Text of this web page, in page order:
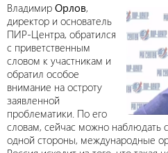
Владимир Орлов,
директор и основатель
ПИР-Центра, обратился
с приветственным
словом к участникам и
обратил особое
внимание на остроту
заявленной
проблематики. По его
словам, сейчас можно наблюдать
одной стороны, международные